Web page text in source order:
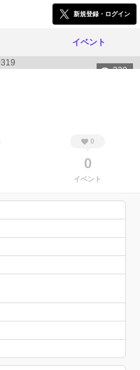
新規登録・ログイン
イベント
230
0
0
イベント